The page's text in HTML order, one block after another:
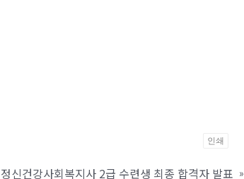
인쇄
신건강사회복지사 2급 수련생 최종 합격자 발표 »